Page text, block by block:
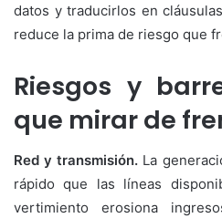
datos y traducirlos en
reduce la prima de riesgo que
Riesgos y
que mirar de
Red y transmisión. La
rápido que las líneas
vertimiento erosiona